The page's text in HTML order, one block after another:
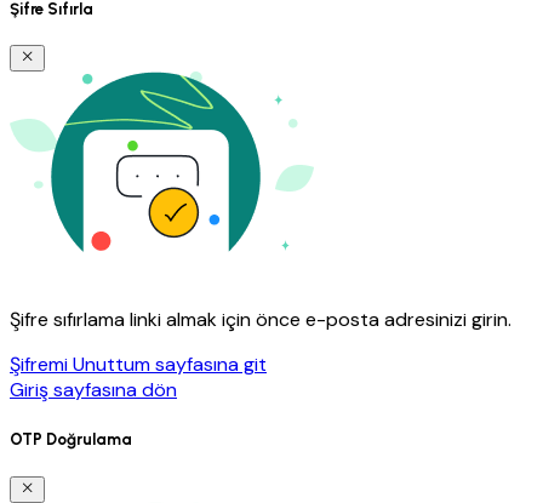
Şifre Sıfırla
Şifre sıfırlama linki almak için önce e-posta adresinizi girin.
Şifremi Unuttum sayfasına git
Giriş sayfasına dön
OTP Doğrulama